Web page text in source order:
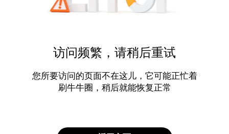
访问频繁，请稍后重试
您所要访问的页面不在这儿，它可能正忙着
刷牛牛圈，稍后就能恢复正常